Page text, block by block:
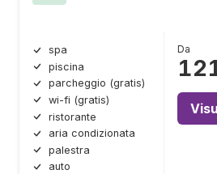
spa
piscina
parcheggio (gratis)
wi-fi (gratis)
ristorante
aria condizionata
palestra
auto
Da